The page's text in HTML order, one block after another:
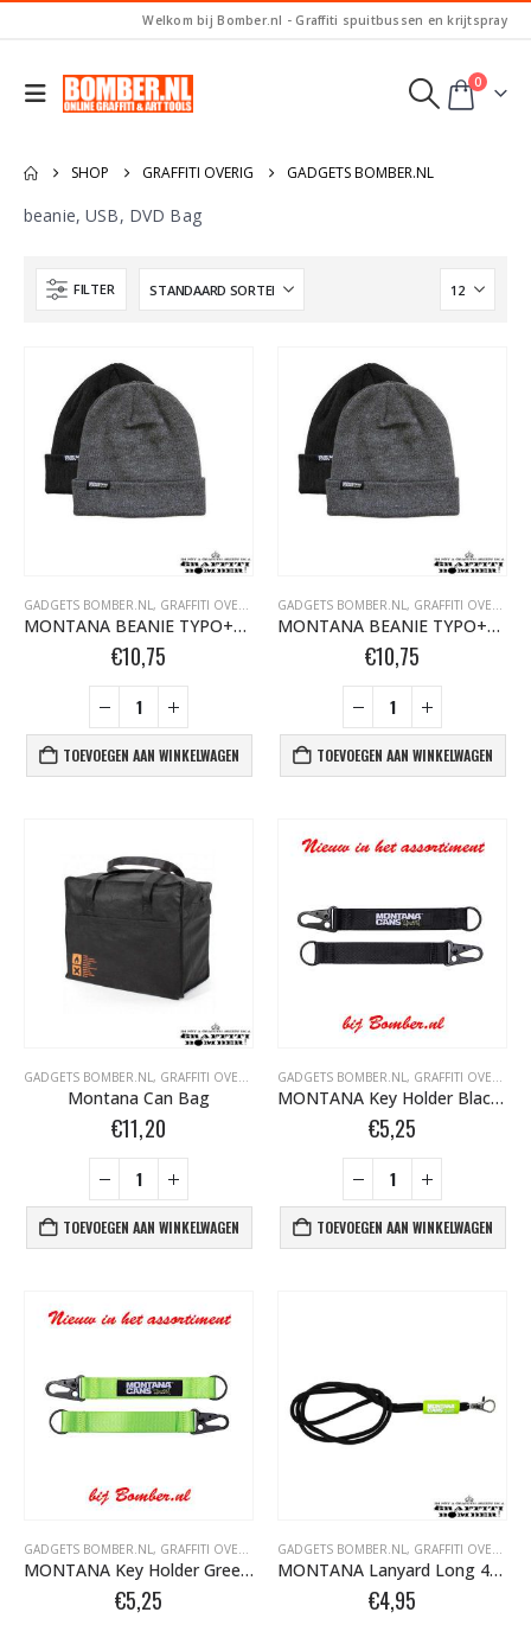
Welkom bij Bomber.nl - Graffiti spuitbussen en krijtspray
0
SHOP GRAFFITI OVERIG GADGETS BOMBER.NL
beanie, USB, DVD Bag
FILTER
GADGETS BOMBER.NL, GRAFFITI OVERIG HANDSCHOENEN BOMBER.NL
MONTANA BEANIE TYPO+LOGO BLACK 457319
€10,75
TOEVOEGEN AAN WINKELWAGEN
GADGETS BOMBER.NL, GRAFFITI OVERIG
MONTANA BEANIE TYPO+LOGO CHARCOAL (GRIJS) 457326
€10,75
TOEVOEGEN AAN WINKELWAGEN
GADGETS BOMBER.NL, GRAFFITI OVERIG
Montana Can Bag
€11,20
TOEVOEGEN AAN WINKELWAGEN
GADGETS BOMBER.NL, GRAFFITI OVERIG
MONTANA Key Holder Black 100188
€5,25
TOEVOEGEN AAN WINKELWAGEN
GADGETS BOMBER.NL, GRAFFITI OVERIG
MONTANA Key Holder Green 100189
€5,25
GADGETS BOMBER.NL, GRAFFITI OVERIG
MONTANA Lanyard Long 494895
€4,95
0out of 5
€1,95
€1,95
0out of 5
€1,95
€ 1,95